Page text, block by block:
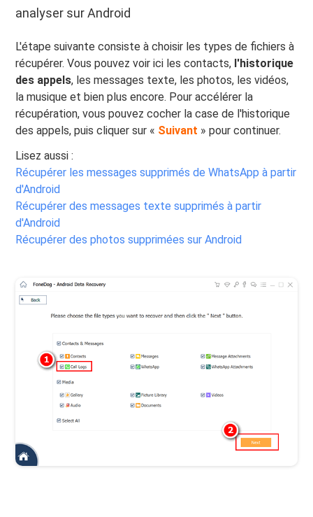
analyser sur Android
L'étape suivante consiste à choisir les types de fichiers à
récupérer. Vous pouvez voir ici les contacts, l'historique
des appels, les messages texte, les photos, les vidéos,
la musique et bien plus encore. Pour accélérer la
récupération, vous pouvez cocher la case de l'historique
des appels, puis cliquer sur « Suivant » pour continuer.
Lisez aussi :
Récupérer les messages supprimés de WhatsApp à partir
d'Android
Récupérer des messages texte supprimés à partir
d'Android
Récupérer des photos supprimées sur Android